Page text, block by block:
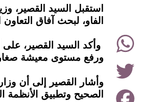
Facebook
Twitter
WhatsApp
instagramاستقبل السيد القصير،
الفاو، لبحث آفاق
‏وأكد السيد القصير،
ورفع مستوى معيشة صغار
وأشار القصير إلى أن
الصحيح وتطبيق الأنظمة